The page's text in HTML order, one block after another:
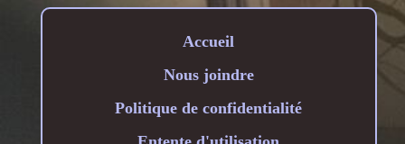
Accueil
Nous joindre
Politique de confidentialité